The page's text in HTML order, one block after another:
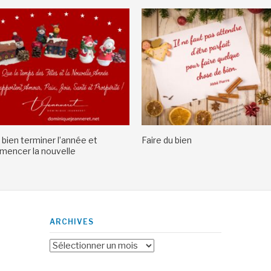
bien terminer l’année et
la nouvelle
Faire du bien
ARCHIVES
Archives